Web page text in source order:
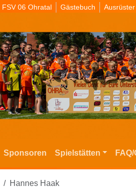
FSV 06 Ohratal Gästebuch Ausrüster
Sponsoren Spielstätten
Hannes Haak